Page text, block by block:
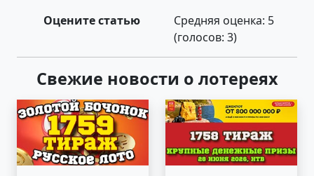
Оцените статью Средняя оценка: 5
(голосов: 3)
Свежие новости о лотереях